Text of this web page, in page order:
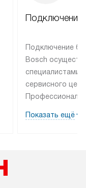
Подключение
Подключение
Bosch
специалистами
сервисного
эксплуатации
Показать ещё